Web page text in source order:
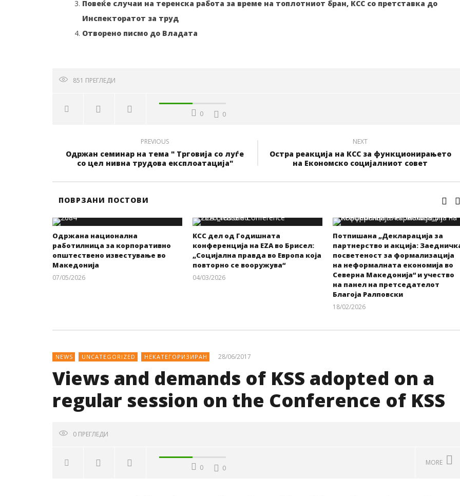
Повеќе случаи на теренска работа за време на топлотниот бран, КСС со претставка до
Инспекторатот за труд
Отворено писмо до Владата
851 ПРЕГЛЕДИ
0 0
PREVIOUS
Одржан семинар на тема " Трговија со луѓе
со цел нивна трудова експлоатација"
NEXT
Остра реакција на КСС за функционирањето
на Економско социјалниот совет
ПОВРЗАНИ ПОСТОВИ
Одржана национална
работилница за корпоративно
општествено известување во
Македонија
07/05/2026
КСС дел од Годишната
конференција на EZA во Брисел:
„Социјална правда во Европа која
повторно се вооружува“
04/03/2026
Потпишана „Декларација за
партнерство и акција:
посветеност за формализација
на неформалната економија во
Северна Македонија“ и учество
на панел на претседателот
Благоја Ралповски
18/02/2026
NEWS UNCATEGORIZED НЕКАТЕГОРИЗИРАН 28/06/2017
Views and demands of KSS adopted on а
regular session on the Conference of KSS
0ПРЕГЛЕДИ
0 0
MORE